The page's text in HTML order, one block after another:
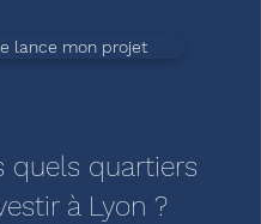
lance mon projet
quels quartiers
à Lyon ?